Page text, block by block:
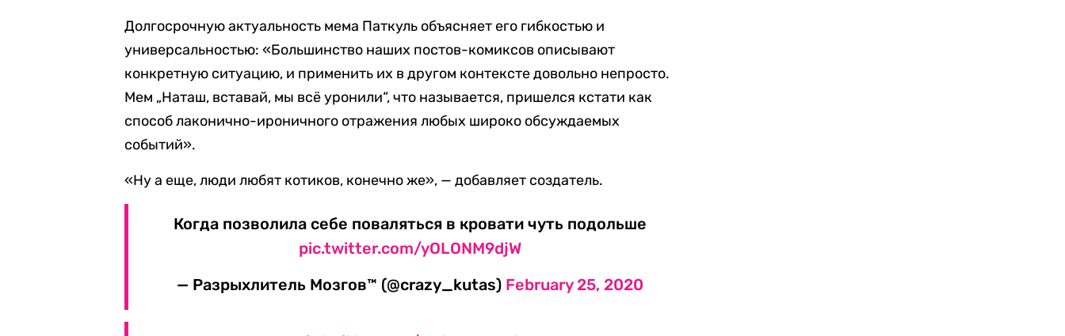
Долгосрочную актуальность мема Паткуль объясняет его гибкостью и
универсальностью: «Большинство наших постов-комиксов описывают
конкретную ситуацию, и применить их в другом контексте довольно непросто.
Мем „Наташ, вставай, мы всё уронили“, что называется, пришелся кстати как
способ лаконично-ироничного отражения любых широко обсуждаемых
событий».
«Ну а еще, люди любят котиков, конечно же», — добавляет создатель.
Когда позволила себе поваляться в кровати чуть подольше
pic.twitter.com/yOLONM9djW
— Разрыхлитель Мозгов™ (@crazy_kutas) February 25, 2020